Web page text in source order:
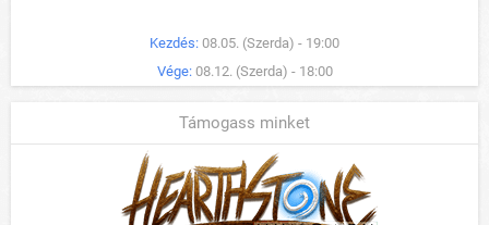
Kezdés: 08.05. (Szerda) - 19:00
Vége: 08.12. (Szerda) - 18:00
Támogass minket